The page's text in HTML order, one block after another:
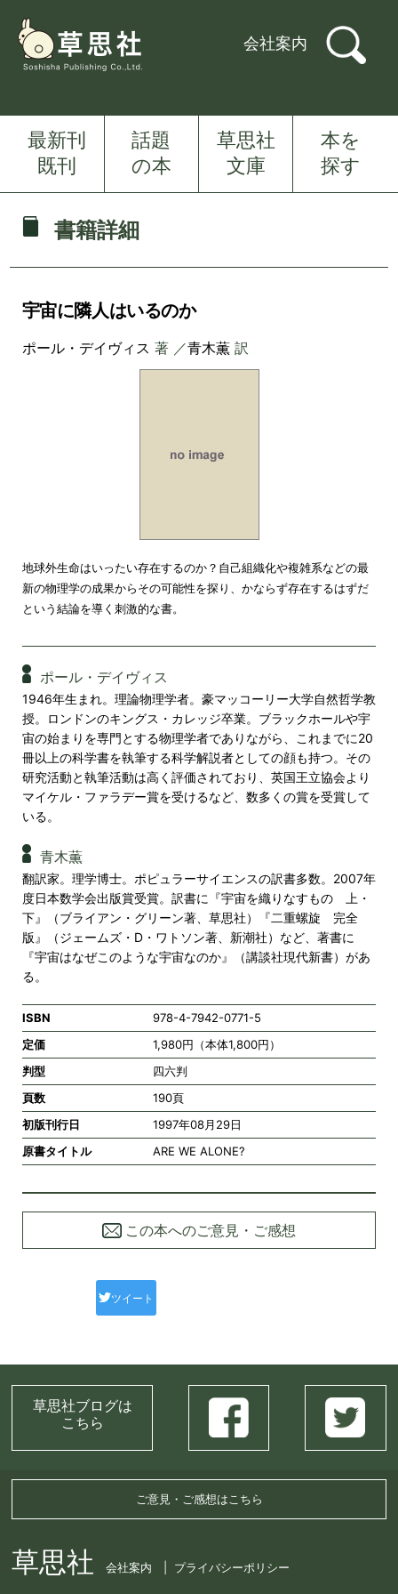
会社案内
最新刊
既刊
話題
の本
草思社
文庫
本を
探す
書籍詳細
宇宙に隣人はいるのか
ポール・デイヴィス 著 ／青木薫訳
地球外生命はいったい存在するのか？自己組織化や複雑系などの最
新の物理学の成果からその可能性を探り、かならず存在するはずだ
という結論を導く刺激的な書。
ポール・デイヴィス
1946年生まれ。理論物理学者。豪マッコーリー大学自然哲学教
授。ロンドンのキングス・カレッジ卒業。ブラックホールや宇
宙の始まりを専門とする物理学者でありながら、これまでに20
冊以上の科学書を執筆する科学解説者としての顔も持つ。その
研究活動と執筆活動は高く評価されており、英国王立協会より
マイケル・ファラデー賞を受けるなど、数多くの賞を受賞して
いる。
青木薫
翻訳家。理学博士。ポピュラーサイエンスの訳書多数。2007年
度日本数学会出版賞受賞。訳書に『宇宙を織りなすもの 上・
下』（ブライアン・グリーン著、草思社）『二重螺旋 完全
版』（ジェームズ・D・ワトソン著、新潮社）など、著書に
『宇宙はなぜこのような宇宙なのか』（講談社現代新書）があ
る。
ISBN
978-4-7942-0771-5
定価
1,980円（本体1,800円）
判型
四六判
頁数
190頁
初版刊行日
1997年08月29日
原書タイトル
ARE WE ALONE?
この本へのご意見・ご感想
ツイート
草思社ブログは
こちら
ご意見・ご感想はこちら
草思社 会社案内 プライバシーポリシー